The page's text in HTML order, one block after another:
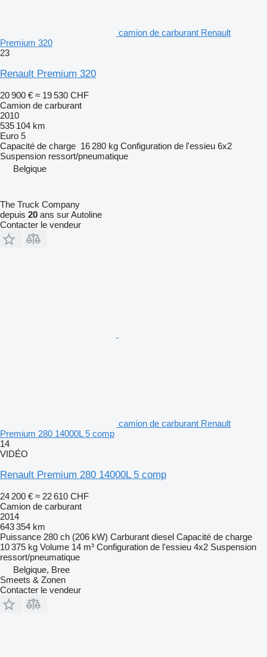
camion de carburant Renault
Premium 320
23
Renault Premium 320
20 900 € ≈ 19 530 CHF
Camion de carburant
2010
535 104 km
Euro 5
Capacité de charge 16 280 kg Configuration de l'essieu 6x2
Suspension ressort/pneumatique
Belgique
The Truck Company
depuis 20 ans sur Autoline
Contacter le vendeur
camion de carburant Renault
Premium 280 14000L 5 comp
14
VIDÉO
Renault Premium 280 14000L 5 comp
24 200 € ≈ 22 610 CHF
Camion de carburant
2014
643 354 km
Puissance 280 ch (206 kW) Carburant diesel Capacité de charge
10 375 kg Volume 14 m³ Configuration de l'essieu 4x2 Suspension
ressort/pneumatique
Belgique, Bree
Smeets & Zonen
Contacter le vendeur